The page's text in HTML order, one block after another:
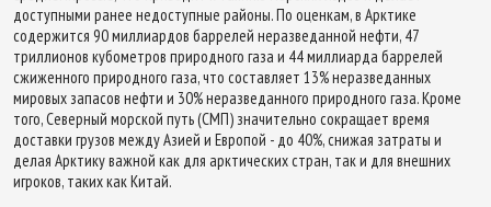
доступными ранее недоступные районы. По оценкам, в Арктике
содержится 90 миллиардов баррелей неразведанной нефти, 47
триллионов кубометров природного газа и 44 миллиарда баррелей
сжиженного природного газа, что составляет 13% неразведанных
мировых запасов нефти и 30% неразведанного природного газа. Кроме
того, Северный морской путь (СМП) значительно сокращает время
доставки грузов между Азией и Европой - до 40%, снижая затраты и
делая Арктику важной как для арктических стран, так и для внешних
игроков, таких как Китай.